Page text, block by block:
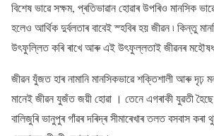
বিশেষ ভাৱে সক্ষম, প্ৰতিভাৱান হোৱাৰ উপৰিও মানসিক
হলেও আৰ্থিক দুৰ্বলতাৰ বাবেই স্হবিৰ হয় জীৱন ৷ কিন্তু
উৎফুল্লিত কৰি ৰাখে আৰু এই উৎফুল্লতাই জীৱনৰ
জীৱন যুঁজত হাৰ নামানি মানসিকভাৱে শক্তিশালী আৰু দৃঢ়
মানেই জীৱন যুজঁত জয়ী হোৱা । তেনে এগৰাকী যুৱতী হৈছে
বালিজুৰি ভানুপুৰ গাঁৱৰ দৰিদ্ৰ সীমাৰেখাৰ তলত বসবাস